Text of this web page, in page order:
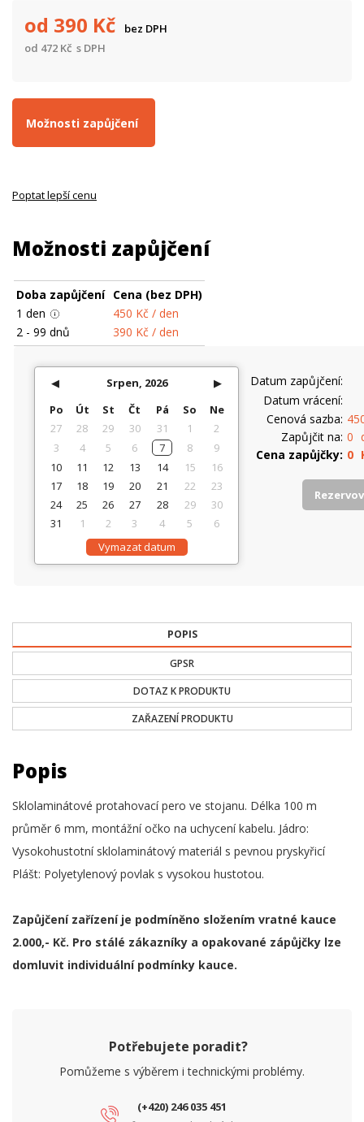
Možnosti zapůjčení
od 390 Kč
bez DPH
od 472 Kč s DPH
Poptat lepší cenu
Možnosti zapůjčení
Doba zapůjčení Cena (bez DPH)
1 den 450 Kč / den
2 - 99 dnů 390 Kč / den
◀ Srpen, 2026
▶
Po
Út St Čt Pá So
Ne
27
28 29 30 31 1
2
3
4 5 6 7 8
9
10
11 12 13 14 15
16
17
18 19 20 21 22
23
24
25 26 27 28 29
30
31
1 2 3 4 5
6
Vymazat datum
Datum zapůjčení
Datum vrácení
Cenová sazba
Zapůjčit na 0
Cena zapůjčky 0
POPIS
GPSR
DOTAZ K PRODUKTU
ZAŘAZENÍ PRODUKTU
Popis
Sklolaminátové protahovací pero ve stojanu. Délka 100 m
průměr 6 mm, montážní očko na uchycení kabelu. Jádro:
Vysokohustotní sklolaminátový materiál s pevnou pryskyřicí
Plášt: Polyetylenový povlak s vysokou hustotou.
Zapůjčení zařízení je podmíněno složením vratné kauce
2.000,- Kč. Pro stálé zákazníky a opakované zápůjčky lze
domluvit individuální podmínky kauce.
Potřebujete poradit?
Pomůžeme s výběrem i technickými problémy.
(+420) 246 035 451